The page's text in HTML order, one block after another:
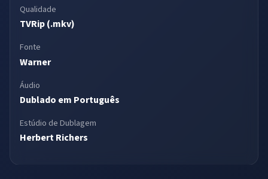
Qualidade
TVRip (.mkv)
Fonte
Warner
Áudio
Dublado em Português
Estúdio de Dublagem
Herbert Richers